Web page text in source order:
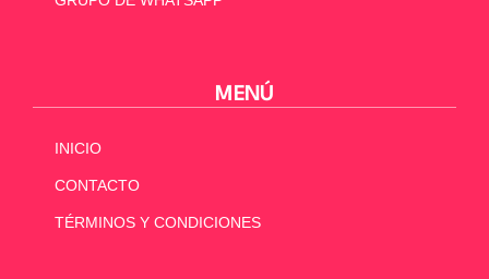
MENÚ
INICIO
CONTACTO
TÉRMINOS Y CONDICIONES